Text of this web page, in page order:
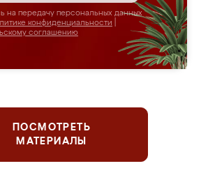
на передачу персональных данных
конфиденциальности
соглашению
ПОСМОТРЕТЬ
МАТЕРИАЛЫ